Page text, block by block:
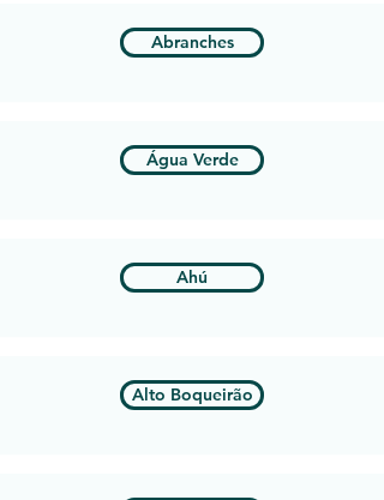
Abranches
Água Verde
Ahú
Alto Boqueirão